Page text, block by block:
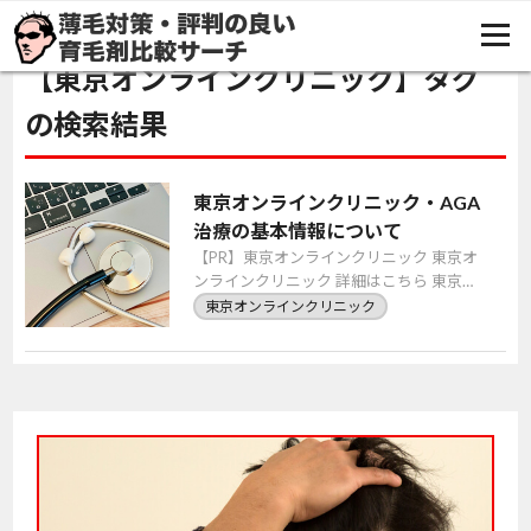
TOP 東京オンラインクリニック
【東京オンラインクリニック】タグ
の検索結果
東京オンラインクリニック・AGA
治療の基本情報について
【PR】東京オンラインクリニック 東京オ
ンラインクリニック 詳細はこちら 東京オ
ンラインクリニックとは 東京オンライン
クリ […]
東京オンラインクリニック